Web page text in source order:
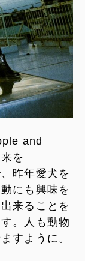
and
を
昨年愛犬を
にも興味を
来ることを
。人も動物
すように。